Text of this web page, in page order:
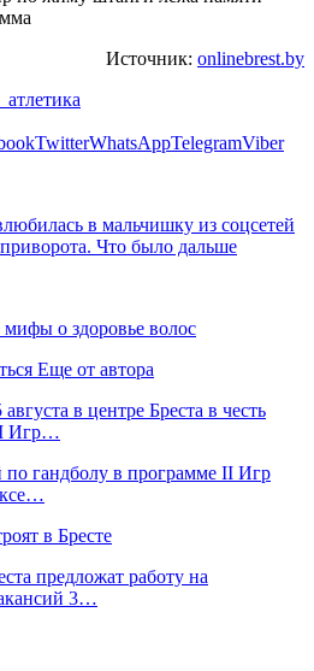
Источник: onlinebrest.by
TwitterWhatsAppTelegramViber
в мальчишку из соцсетей
Что было дальше
мифы о здоровье волос
Еще от автора
в центре Бреста в честь
Игр…
по гандболу в программе II Игр
в Бресте
предложат работу на
3…